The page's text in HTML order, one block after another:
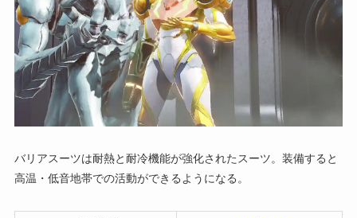
バリアスーツは耐熱と耐冷機能が強化されたスーツ。装備すると
高温・低音地帯での活動ができるようになる。